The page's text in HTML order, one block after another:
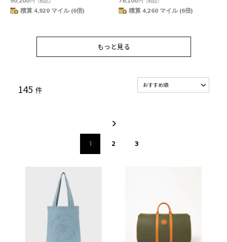
積算 4,920 マイル (6倍) 積算 4,260 マイル (6倍)
もっと見る
もっと見る
145 件
1 2 3